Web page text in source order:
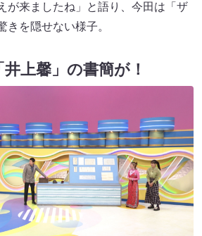
が来ましたね」と語り、今田は「ザ
を隠せない様子。
上馨」の書簡が！